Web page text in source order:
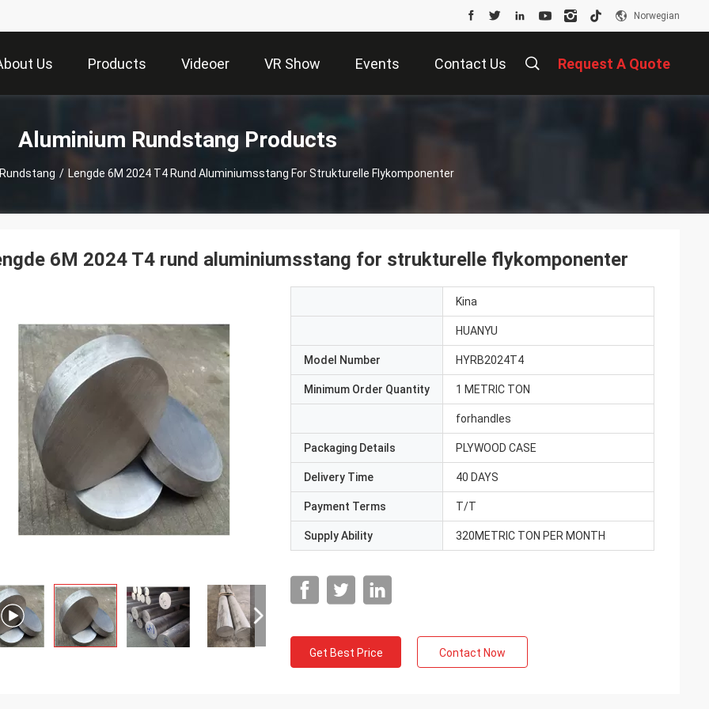
Norwegian
Us Products Videoer VR Show Events Contact Us Request A Quote
Aluminium Rundstang Products
/ Lengde 6M 2024 T4 Rund Aluminiumsstang For Strukturelle Flykomponenter
6M 2024 T4 rund aluminiumsstang for strukturelle flykomponenter
Kina
HUANYU
Model Number HYRB2024T4
Minimum Order Quantity 1 METRIC TON
forhandles
Packaging Details PLYWOOD CASE
Delivery Time 40 DAYS
Payment Terms T/T
Supply Ability 320METRIC TON PER MONTH
Get Best Price Contact Now